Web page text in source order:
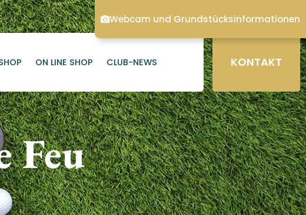
ON LINE SHOP CLUB-NEWS KONTAKT
Feu
Webcam und Grundstücksinformationen